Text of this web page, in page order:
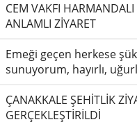
CEM VAKFI
ANLAMLI ZİYARET
Emeği geçen herkese
sunuyorum, hayırlı,
ÇANAKKALE ŞEHİTLİK
GERÇEKLEŞTİRİLDİ